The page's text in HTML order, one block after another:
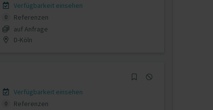
Verfügbarkeit einsehen
0
Referenzen
auf Anfrage
D-Köln
Verfügbarkeit einsehen
0
Referenzen